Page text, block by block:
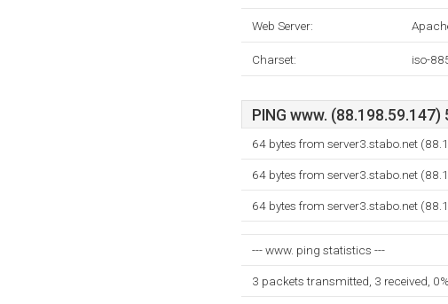
Web Server:
Charset: iso-
PING www.
64 bytes from server3.stabo.net
64 bytes from server3.stabo.net
64 bytes from server3.stabo.net
--- www. ping statistics ---
3 packets transmitted, 3 received,